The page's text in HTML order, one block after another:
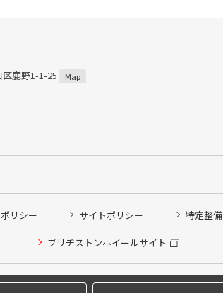
鹿野1-1-25 Map
リシー サイトポリシー 特定整
ブリヂストンホイールサイト
会員の方はこちらを選択ください
けません